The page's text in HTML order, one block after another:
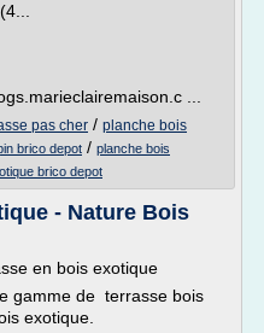
...
pas cher / planche bois
brico depot / planche bois
brico depot
- Nature Bois
en bois exotique
gamme de terrasse bois
exotique.